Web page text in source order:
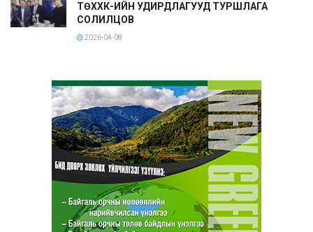
ТӨХХК-ИЙН УДИРДЛАГУУД ТУРШЛАГА
СОЛИЛЦОВ
2026-04-08